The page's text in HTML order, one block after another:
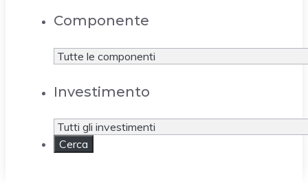
Componente
Investimento